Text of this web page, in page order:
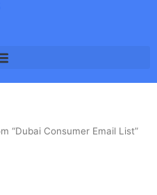
“Dubai Consumer Email List”